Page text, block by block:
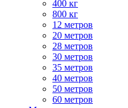
400 кг
800 кг
12 метров
20 метров
28 метров
30 метров
35 метров
40 метров
50 метров
60 метров